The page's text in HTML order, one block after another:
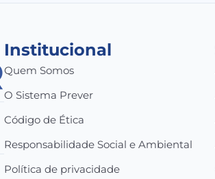
Institucional
Quem Somos
O Sistema Prever
Código de Ética
Responsabilidade Social e Ambiental
Política de privacidade